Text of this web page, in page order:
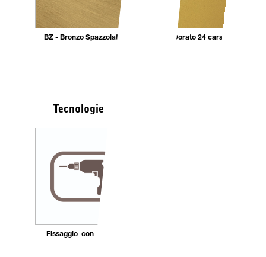
BZ - Bronzo Spazzolato DR - Dorato 24 carati
Tecnologie
Fissaggio_con_tasselli